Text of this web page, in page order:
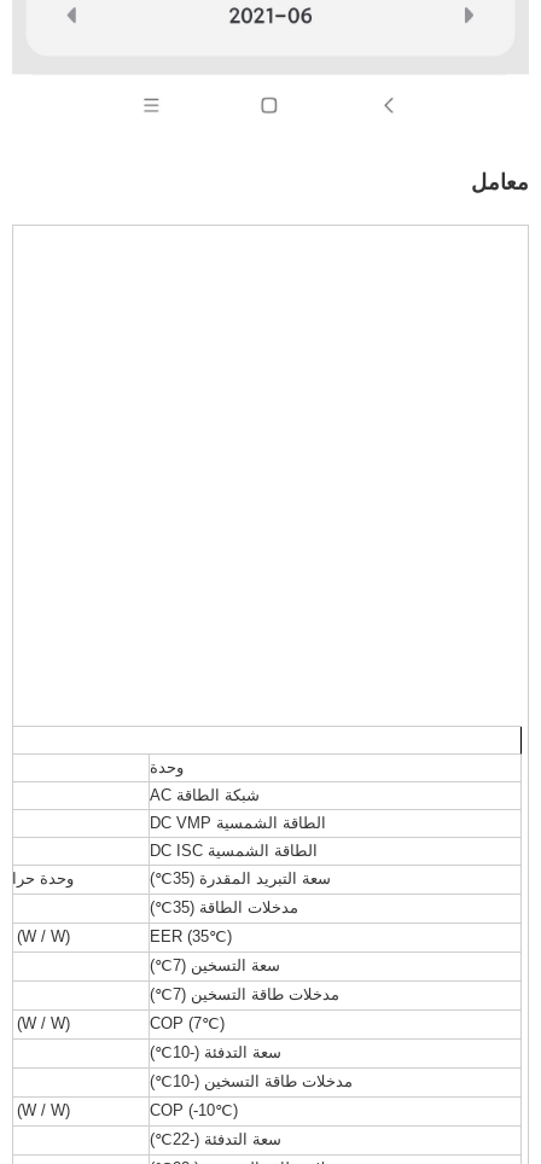
معامل
وحدة
شبكة الطاقة AC
الطاقة الشمسية DC VMP
الطاقة الشمسية DC ISC
سعة التبريد المقدرة (35
℃
)
وحدة
مدخلات الطاقة (35
℃
)
EER (35℃)
(W / W) / (BTU / W)
سعة التسخين (7 ℃
)
مدخلات طاقة التسخين (7 ℃
)
COP (7℃)
(W / W) / (BTU / W)
سعة التدفئة (-10
℃
)
مدخلات طاقة التسخين (-10
℃
)
COP (-10℃)
(W / W) / (BTU / W)
سعة التدفئة (-22
℃
)